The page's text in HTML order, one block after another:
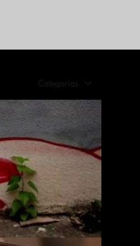
Categorias